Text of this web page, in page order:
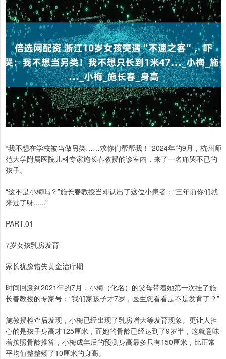
“我不想在学校被当做另类……求你们帮帮我！”2024年的9月，杭州师
范大学附属医院儿科专家施长春教授的诊室内，来了一名痛哭不已的
孩子。
“这不是小梅吗？”施长春教授当即认出了这位小患者：“三年前你们就
来过了呀......”
PART.01
7岁女孩乳房发育
家长犹豫错失黄金治疗期
时间回溯到2021年的7月，小梅（化名）的父母带着她第一次挂了施
长春教授的专家号：“我们家孩子才7岁，医生您看看是不是发育了？”
施教授检查后发现，小梅已经出现了乳房增大等发育现象。更让人担
心的是孩子身高才125厘米，而她的骨龄已经达到了9岁半，这就意味
着按照骨龄推算，小梅成年后的预测身高最多只有150厘米，比正常
平均值整整矮了10厘米的身高。